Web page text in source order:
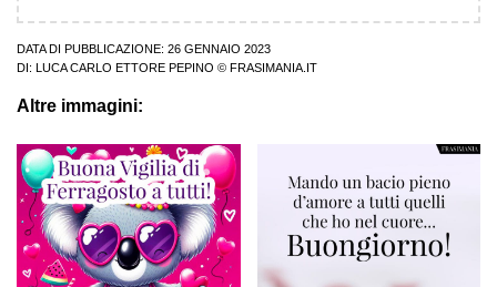
DATA DI PUBBLICAZIONE: 26 GENNAIO 2023
DI:
LUCA CARLO ETTORE PEPINO © FRASIMANIA.IT
Altre immagini: